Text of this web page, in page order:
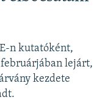
n kutatóként,
lejárt,
kezdete